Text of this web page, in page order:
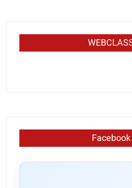
Facebook